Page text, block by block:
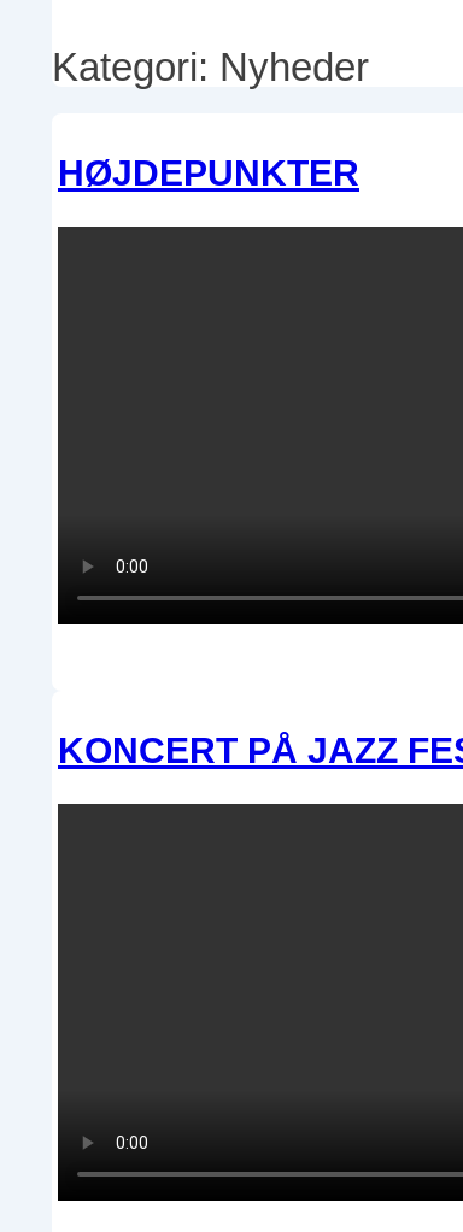
Kategori: Nyheder
HØJDEPUNKTER
KONCERT PÅ JAZZ